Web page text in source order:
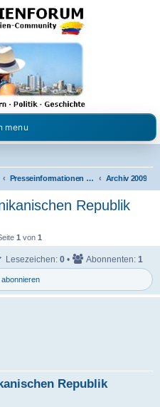
und Visum in Kolumbien und Venezuela.
Kolumbienforum
menu
Presseinformationen & Neuigkeiten Archiv 2009
Republik
1 von 1
Lesezeichen: 0 • Abonnenten: 1
Republik